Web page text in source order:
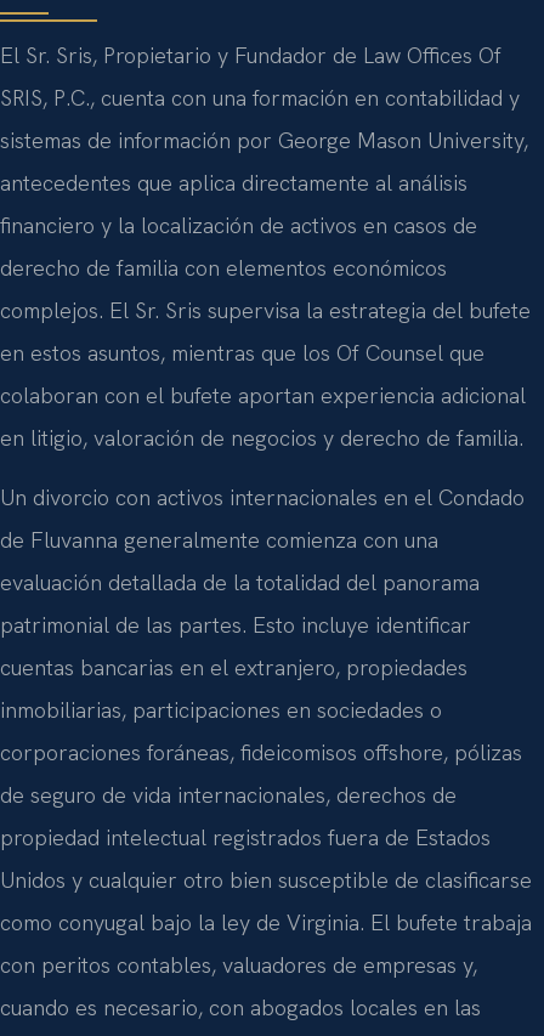
El Sr. Sris, Propietario y Fundador de Law Offices Of
SRIS, P.C., cuenta con una formación en contabilidad y
sistemas de información por George Mason University,
antecedentes que aplica directamente al análisis
financiero y la localización de activos en casos de
derecho de familia con elementos económicos
complejos. El Sr. Sris supervisa la estrategia del bufete
en estos asuntos, mientras que los Of Counsel que
colaboran con el bufete aportan experiencia adicional
en litigio, valoración de negocios y derecho de familia.
Un divorcio con activos internacionales en el Condado
de Fluvanna generalmente comienza con una
evaluación detallada de la totalidad del panorama
patrimonial de las partes. Esto incluye identificar
cuentas bancarias en el extranjero, propiedades
inmobiliarias, participaciones en sociedades o
corporaciones foráneas, fideicomisos offshore, pólizas
de seguro de vida internacionales, derechos de
propiedad intelectual registrados fuera de Estados
Unidos y cualquier otro bien susceptible de clasificarse
como conyugal bajo la ley de Virginia. El bufete trabaja
con peritos contables, valuadores de empresas y,
cuando es necesario, con abogados locales en las